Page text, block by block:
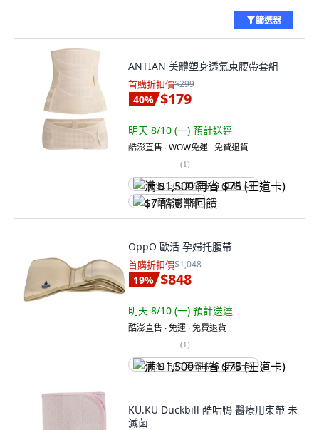
篩選器
ANTIAN 美體塑身透氣束腰帶套組
首購折扣價$299
40% $179
明天 8/10 (一) 預計送達
酷澎直售 ∙ WOW免運 ∙ 免費退貨
(1)
满 $1,500 再省 $75 (王道卡)
$7 酷澎幣回饋
OppO 歐活 孕婦托腹帶
首購折扣價$1,048
19% $848
明天 8/10 (一) 預計送達
酷澎直售 ∙ 免運 ∙ 免費退貨
(1)
满 $1,500 再省 $75 (王道卡)
KU.KU Duckbill 酷咕鴨 醫療用束帶 未
滅菌